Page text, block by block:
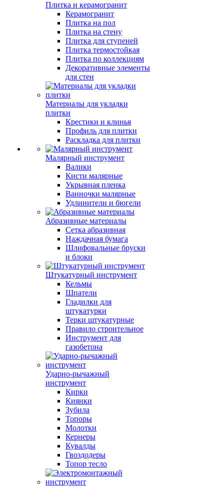
Плитка и керамогранит
Керамогранит
Плитка на пол
Плитка на стену
Плитка для ступеней
Плитка термостойкая
Плитка по коллекциям
Декоративные элементы
для стен
Материалы для укладки
плитки
Крестики и клинья
Профиль для плитки
Раскладка для плитки
Малярный инструмент
Валики
Кисти малярные
Укрывная пленка
Ванночки малярные
Удлинители и бюгели
Абразивные материалы
Сетка абразивная
Наждачная бумага
Шлифовальные бруски
и блоки
Штукатурный инструмент
Кельмы
Шпатели
Гладилки для
штукатурки
Терки штукатурные
Правило строительное
Инструмент для
газобетона
Ударно-рычажный
инструмент
Кирки
Киянки
Зубила
Топоры
Молотки
Кернеры
Кувалды
Гвоздодеры
Топор тесло